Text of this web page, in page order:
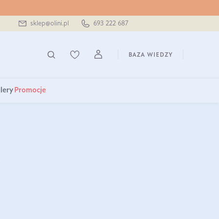
sklep@olini.pl 693 222 687
BAZA WIEDZY
Promocje